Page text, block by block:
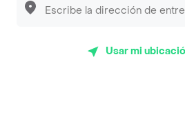
©2026Rappi Inc. All
Usar mi